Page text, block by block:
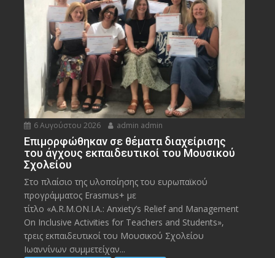
6 Αυγούστου 2026 admin admin
Eπιμορφώθηκαν σε θέματα διαχείρισης
του άγχους εκπαιδευτικοί του Μουσικού
Σχολείου
Στο πλαίσιο της υλοποίησης του ευρωπαϊκού
προγράμματος Erasmus+ με
τίτλο «A.R.M.ON.I.A.: Anxiety’s Relief and Management
On Inclusive Activities for Teachers and Students»,
τρεις εκπαιδευτικοί του Μουσικού Σχολείου
Ιωαννίνων συμμετείχαν...